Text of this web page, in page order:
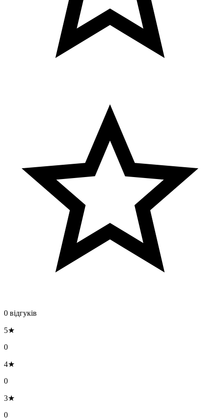
0 відгуків
5★
0
4★
0
3★
0